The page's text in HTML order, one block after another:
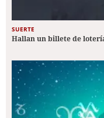
SUERTE
Hallan un billete de